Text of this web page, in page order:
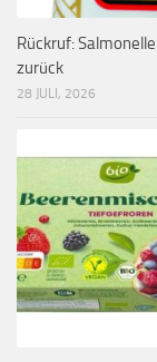
Rückruf:
zurück
28 JULI, 2026